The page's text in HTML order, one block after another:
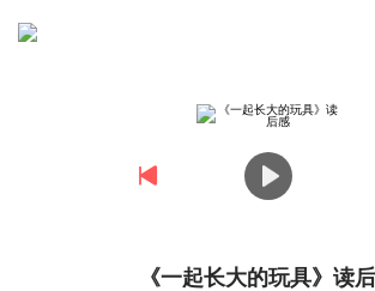
《一起长大的玩具》读